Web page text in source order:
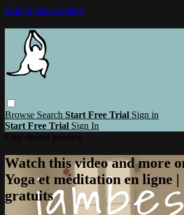
Skip to main content
Browse Search Start Free Trial Sign in
Start Free Trial Sign In
Watch this video and more
Yoga et méditation en ligne |
gratuits